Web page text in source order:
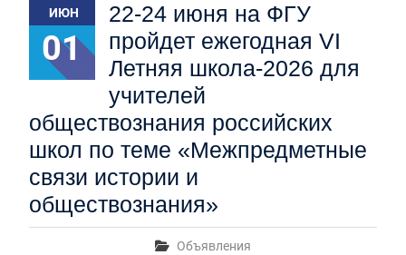
ИЮН
01
22-24 июня на ФГУ
пройдет ежегодная VI
Летняя школа-2026 для
учителей
обществознания российских
школ по теме «Межпредметные
связи истории и
обществознания»
Объявления